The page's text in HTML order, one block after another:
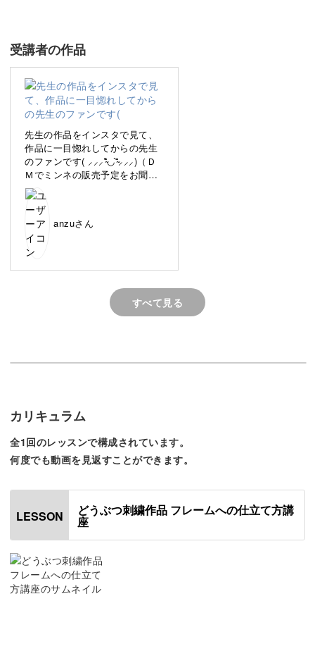
完成した刺繍をどうすれば良いか悩んでいる方や、フレー
ムへ仕立てる方法を学びたい方はぜひご参加ください。
作品の美しさが一層引き立つ
完成した刺繍作品をフレームに仕立てることで、芸術性や
美しさが一層引き立ちます。
作品のサイズに合ったフレームを選んで装飾すれば、その
ままの状態よりも見栄えがグッとよくなりますよ。
額縁はいろいろなものがありますので、それを選ぶのもま
大切な作品をより一層美しいものに仕上げていきましょ
う！
作品の保護と長期保存ができる
せっかく心をこめて作った刺繍作品ですので、きれいな状
態で保存しておきたいですよね。
受講者の作品
先生の作品をインスタで見て、
作品に一目惚れしてからの先生
のファンです( ⸝⸝⸝⁼̴́◡︎⁼̴̀⸝⸝⸝)（Ｄ
Ｍでミンネの販売予定をお聞き
したものです…)今までクロスス
テッチはした事があるものの、
刺繍は自己流で2度ほど刺した程
度の初心者です。
とにかく、受講が楽しかったで
す。
毛の流れが難しくて何度も動画
後になって、もっとお尻を丸く
したら良かった…とか同じ所に
来ました。
あと、個人的になんですが、キ
りのお写真が入ってると良かっ
たのになぁ…と思いました。毛
の流れを見たい時にパッと見る
うございましたm(_ _)m
anzuさん
すべて見る
カリキュラム
全1回のレッスンで構成されています。
何度でも動画を見返すことができます。
LESSON どうぶつ刺繍作品 フレームへの仕立て方講
座